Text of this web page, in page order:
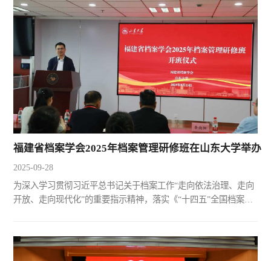
话，该书主编之一、历史学院历史系副主任韩朝建参加了座谈
会。1948年9月24日济南解放，作为国民党重点设防、较早解放的
省会大城市，济南的成功接管为后续北京、天津、上海、徐州等
大城...
福建省档案学会2025年档案管理研修班在山东大学举办
2025-09-28
为深入学习贯彻习近平总书记关于档案工作“走向依法治理、走向
开放、走向现代化”的重要指示精神，落实《“十四五”全国档案事
李向阳，福建省档案学会会长、福建省档案馆二级巡视员纪峰出
席开班仪式并讲话，开班仪式由山东大学历史学院与考古学院党